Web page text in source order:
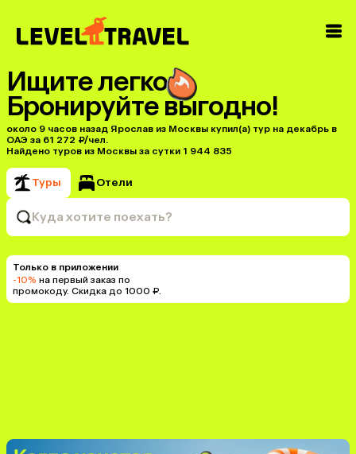
Ищите легко
Бронируйте выгодно!
около 9 часов назад Ярослав из Москвы купил(a) тур на декабрь в
ОАЭ за 61 272 ₽/чел.
Найдено туров из Москвы за сутки 1 944 835
Туры Отели
Куда хотите поехать?
Только в приложении
-10% на первый заказ по
промокоду. Скидка до 1000 ₽.